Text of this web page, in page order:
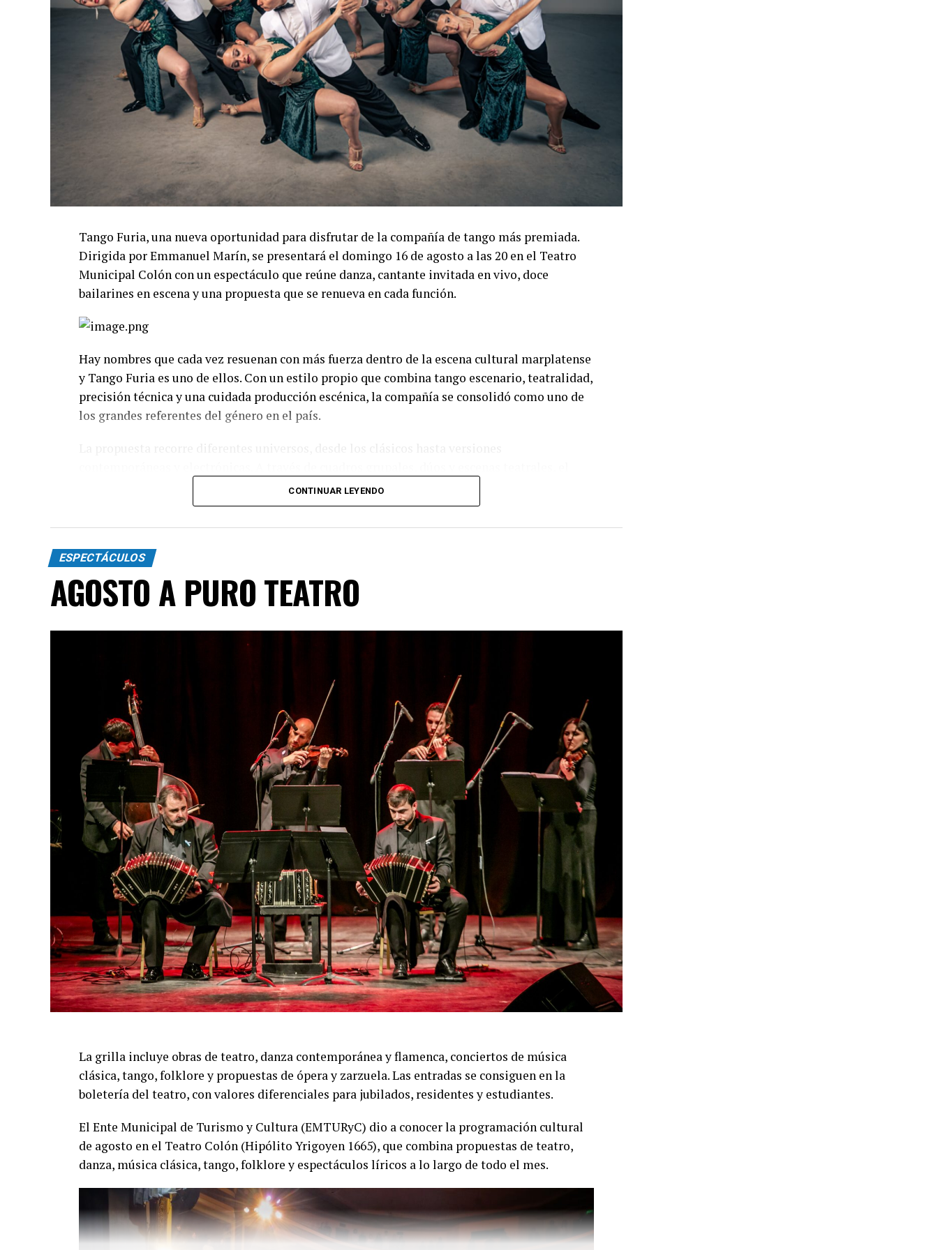
Tango Furia, una nueva oportunidad para disfrutar de la compañía de tango más premiada.
Dirigida por Emmanuel Marín, se presentará el domingo 16 de agosto a las 20 en el Teatro
Municipal Colón con un espectáculo que reúne danza, cantante invitada en vivo, doce
bailarines en escena y una propuesta que se renueva en cada función.
Hay nombres que cada vez resuenan con más fuerza dentro de la escena cultural marplatense
y Tango Furia es uno de ellos. Con un estilo propio que combina tango escenario, teatralidad,
precisión técnica y una cuidada producción escénica, la compañía se consolidó como uno de
los grandes referentes del género en el país.
espectáculo transita distintas emociones: el amor, la pasión, los encuentros, las despedidas y
toda la intensidad que caracteriza al 2x4.
diagonales, las acrobacias, los firuletes y las coreografías perfectamente sincronizadas
"Queremos que quienes todavía no conocen Tango Furia descubran por qué el tango puede
emocionar a todas las generaciones. Y que quienes ya vivieron una de nuestras funciones
tengan ganas de volver, porque cada presentación renueva la experiencia. Detrás de cada
público", expresa Emmanuel Marín.
Con más de 20 años de trayectoria, Tango Furia fue distinguida con los Premios Estrella de
Mar 2024 y 2026 como Mejor Espectáculo de Danza y con el Premio Faro de Oro 2024. Además,
Emmanuel Marín y Lola Gutiérrez Rey obtuvieron el subcampeonato en el Mundial de Tango
de Buenos Aires.
La compañía también llevó su espectáculo al exterior tras participar del Festival Mood
Indigo, en India, y realizar una gira por Europa. Además, recibió la Declaración de Interés
Cultural como Embajadores Turísticos, otorgada por el EMTURyC, y la
distinción Identidades Marplatenses por su aporte a la cultura local.
La función del domingo 16 de agosto será una nueva oportunidad para disfrutar de una
producción íntegramente marplatense, integrada por Lola Gutiérrez Rey, Olivia Gutiérrez
Rey, Lourdes Posse, Candela Rugo, Luana Villar, Milagros Mauti, Joaquín Zini, Ignacio
Chazarreta, Gabriel Turtur, Cristian Sarandon y Maximiliano Soria, con asistencia técnica y
Una propuesta que combina precisión, emoción y una cuidada puesta escénica, capaz de
sorprender tanto a quienes siguen el tango desde siempre como a quienes se acercan por
CONTINUAR LEYENDO
ESPECTÁCULOS
AGOSTO A PURO TEATRO
La grilla incluye obras de teatro, danza contemporánea y flamenca, conciertos de música
clásica, tango, folklore y propuestas de ópera y zarzuela. Las entradas se consiguen en la
boletería del teatro, con valores diferenciales para jubilados, residentes y estudiantes.
El Ente Municipal de Turismo y Cultura (EMTURyC) dio a conocer la programación cultural
de agosto en el Teatro Colón (Hipólito Yrigoyen 1665), que combina propuestas de teatro,
danza, música clásica, tango, folklore y espectáculos líricos a lo largo de todo el mes.